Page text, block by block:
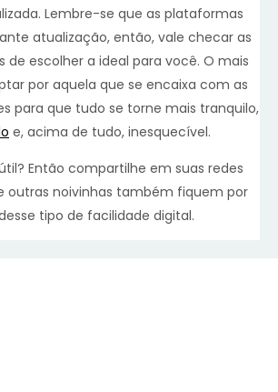
Lembre-se que as plataformas
atualização, então, vale checar as
de escolher a ideal para você. O mais
por aquela que se encaixa com as
para que tudo se torne mais tranquilo,
e, acima de tudo, inesquecível.
Então compartilhe em suas redes
outras noivinhas também fiquem por
tipo de facilidade digital.